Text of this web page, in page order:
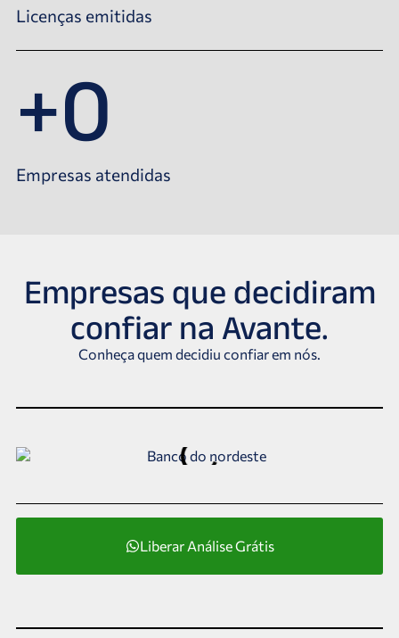
Licenças emitidas
Empresas atendidas
+0
Empresas que decidiram
confiar na Avante.
Conheça quem decidiu confiar em nós.
Liberar Análise Grátis